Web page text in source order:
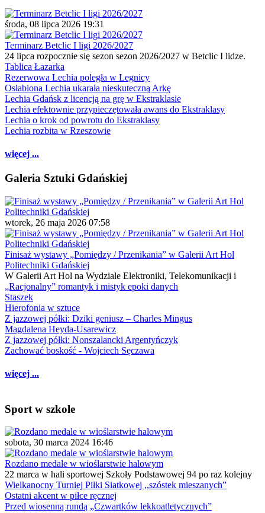
środa, 08 lipca 2026 19:31
Terminarz Betclic I ligi 2026/2027
24 lipca rozpocznie się sezon sezon 2026/2027 w Betclic I lidze.
Tablica Łazarka
Rezerwowa Lechia poległa w Legnicy
Osłabiona Lechia ukarała nieskuteczną Arkę
Lechia Gdańsk z licencją na grę w Ekstraklasie
Lechia efektownie przypieczętowała awans do Ekstraklasy
Lechia o krok od powrotu do Ekstraklasy
Lechia rozbita w Rzeszowie
więcej ...
Galeria Sztuki Gdańskiej
wtorek, 26 maja 2026 07:58
Finisaż wystawy „Pomiędzy / Przenikania” w Galerii Art Hol
Politechniki Gdańskiej
W Galerii Art Hol na Wydziale Elektroniki, Telekomunikacji i
„Racjonalny” romantyk i mistyk epoki danych
Staszek
Hierofonia w sztuce
Z jazzowej półki: Dziki geniusz – Charles Mingus
Magdalena Heyda-Usarewicz
Z jazzowej półki: Nonszalancki Argentyńczyk
Zachować boskość - Wojciech Sęczawa
więcej ...
Sport w szkole
sobota, 30 marca 2024 16:46
Rozdano medale w wioślarstwie halowym
22 marca w hali sportowej Szkoły Podstawowej 94 po raz kolejny
Wielkanocny Turniej Piłki Siatkowej ,,szóstek mieszanych”
Ostatni akcent w piłce ręcznej
Przed wiosenną rundą „Czwartków lekkoatletycznych”